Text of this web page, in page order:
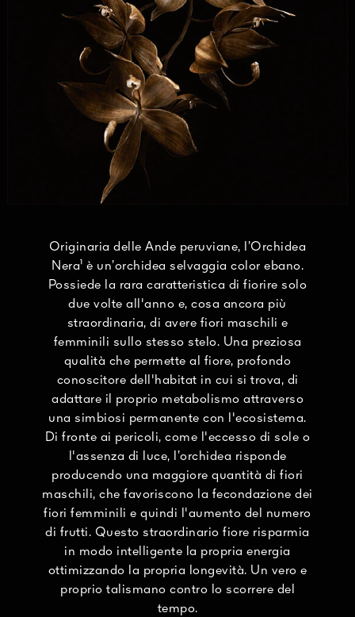
Originaria delle Ande peruviane, l’Orchidea
Nera¹ è un’orchidea selvaggia color ebano.
Possiede la rara caratteristica di fiorire solo
due volte all'anno e, cosa ancora più
straordinaria, di avere fiori maschili e
femminili sullo stesso stelo. Una preziosa
qualità che permette al fiore, profondo
conoscitore dell'habitat in cui si trova, di
adattare il proprio metabolismo attraverso
una simbiosi permanente con l'ecosistema.
Di fronte ai pericoli, come l'eccesso di sole o
l'assenza di luce, l’orchidea risponde
producendo una maggiore quantità di fiori
maschili, che favoriscono la fecondazione dei
fiori femminili e quindi l'aumento del numero
di frutti. Questo straordinario fiore risparmia
in modo intelligente la propria energia
ottimizzando la propria longevità. Un vero e
proprio talismano contro lo scorrere del
tempo.